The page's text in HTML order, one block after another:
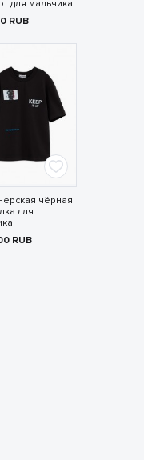
для мальчика
RUB
чёрная
для
RUB